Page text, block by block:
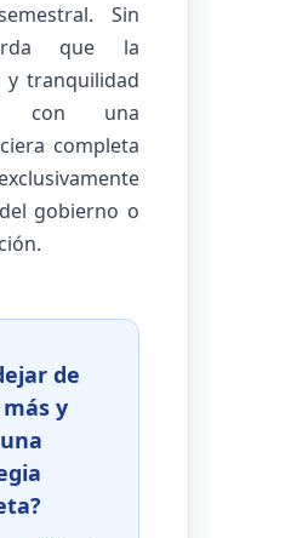
Sin
que la
y tranquilidad
con una
completa
gobierno o
de
y